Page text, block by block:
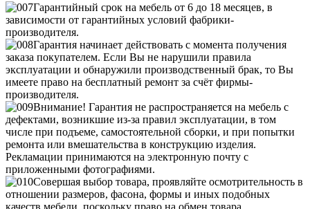
Гарантийный срок на мебель от 6 до 18 месяцев, в
зависимости от гарантийных условий фабрики-
производителя.
Гарантия начинает действовать с момента получения
заказа покупателем. Если Вы не нарушили правила
эксплуатации и обнаружили производственный брак, то Вы
имеете право на бесплатный ремонт за счёт фирмы-
производителя.
Внимание! Гарантия не распространяется на мебель с
дефектами, возникшие из-за правил эксплуатации, в том
числе при подъеме, самостоятельной сборки, и при попытки
ремонта или вмешательства в конструкцию изделия.
Рекламации принимаются на электронную почту с
приложенными фотографиями.
Совершая выбор товара, проявляйте осмотрительность в
отношении размеров, фасона, формы и иных подобных
качеств мебели, поскольку право на обмен товара